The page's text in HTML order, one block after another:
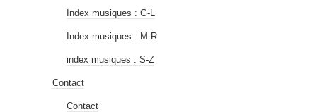
Index musiques : G-L
Index musiques : M-R
index musiques : S-Z
Contact
Contact